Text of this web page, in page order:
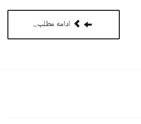
ادامه مطلب...